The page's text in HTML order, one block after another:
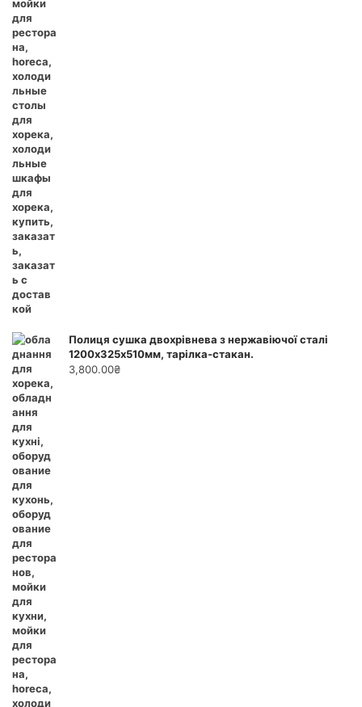
Полиця сушка двохрівнева з нержавіючої сталі
1200х325х510мм, тарілка-стакан.
3,800.00₴